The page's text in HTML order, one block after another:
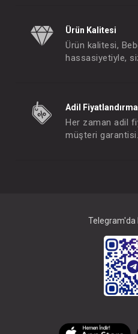
Ürün Kalitesi
Ürün kalitesi,
hassasiyetiyle,
Adil Fiyatlandırma
Her zaman adil
müşteri garantisi.
Telegram'da